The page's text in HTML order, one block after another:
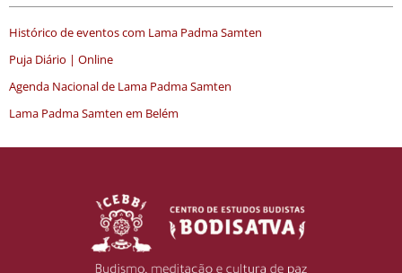
Histórico de eventos com Lama Padma Samten
Puja Diário | Online
Agenda Nacional de Lama Padma Samten
Lama Padma Samten em Belém